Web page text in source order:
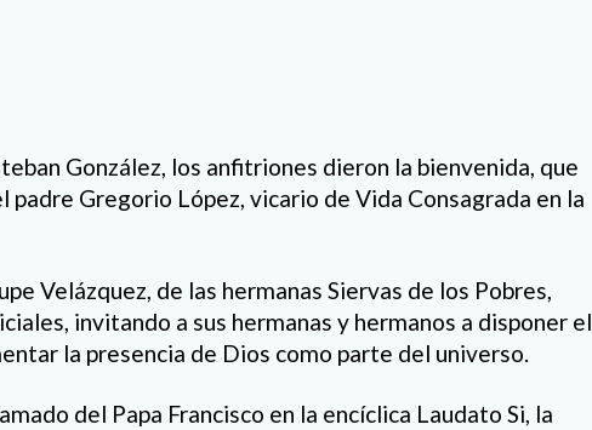
González, los anfitriones dieron la bienvenida, que
padre Gregorio López, vicario de Vida Consagrada en la
Velázquez, de las hermanas Siervas de los Pobres,
invitando a sus hermanas y hermanos a disponer el
la presencia de Dios como parte del universo.
del Papa Francisco en la encíclica Laudato Si, la